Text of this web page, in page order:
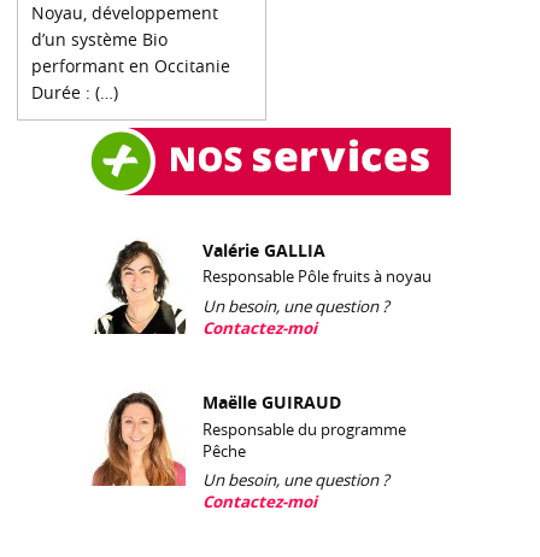
Noyau, développement
d’un système Bio
performant en Occitanie
Durée : (…)
Valérie GALLIA
Responsable Pôle fruits à noyau
Un besoin, une question ?
Contactez-moi
Maëlle GUIRAUD
Responsable du programme
Pêche
Un besoin, une question ?
Contactez-moi